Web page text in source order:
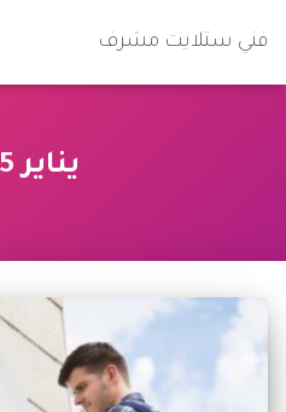
فني ستلايت مشرف
يناير 2025